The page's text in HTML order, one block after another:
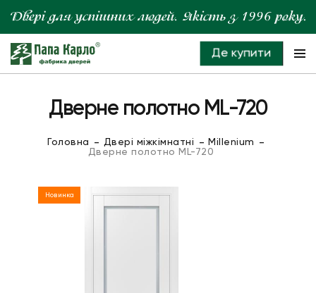
Де купити
Дверне полотно ML-720
Головна Двері міжкімнатні
Millenium
Дверне полотно ML-720
Новинка